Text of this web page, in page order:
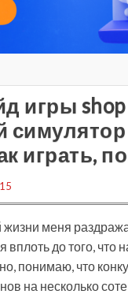
игры
играть,
меня
вплоть до того,
понимаю, что
на несколько